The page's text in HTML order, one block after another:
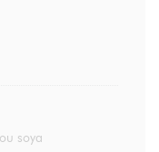
soya